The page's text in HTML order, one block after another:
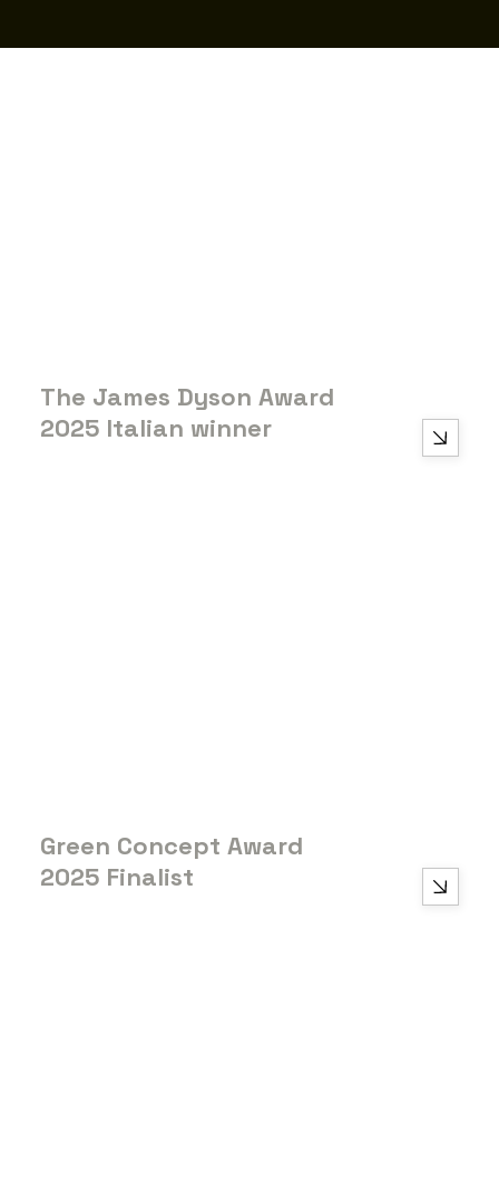
The James Dyson Award
2025 Italian winner
Green Concept Award
2025 Finalist